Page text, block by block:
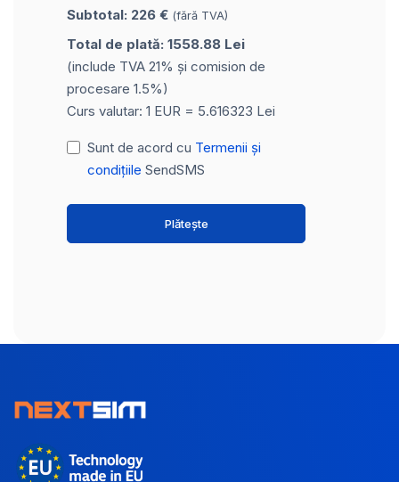
Subtotal: 226 € (fără TVA)
Total de plată: 1558.88 Lei
(include TVA 21% și comision de
procesare 1.5%)
Curs valutar: 1 EUR = 5.616323 Lei
Sunt de acord cu Termenii și
condițiile SendSMS
Plătește